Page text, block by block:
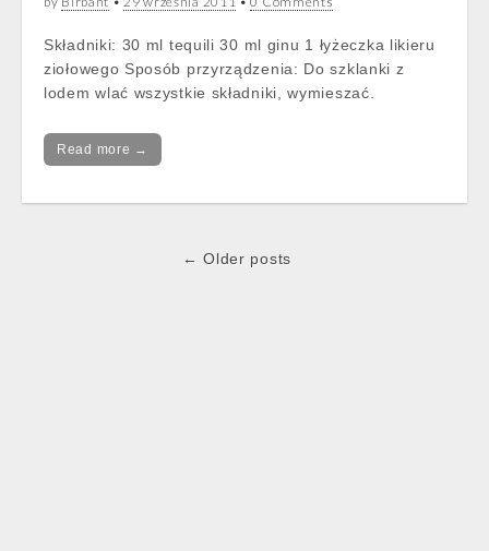
Składniki: 30 ml tequili 30 ml ginu 1 łyżeczka likieru
ziołowego Sposób przyrządzenia: Do szklanki z
lodem wlać wszystkie składniki, wymieszać.
Read more →
← Older posts